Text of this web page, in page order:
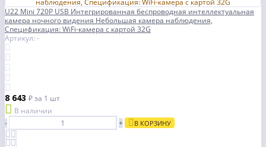
U22 Mini 720P USB Интегрированная беспроводная интеллектуальная
камера ночного видения Небольшая камера наблюдения,
Спецификация: WiFi-камера с картой 32G
Артикул: -
8 643 ₽за 1 шт
В наличии
-
+ В КОРЗИНУ